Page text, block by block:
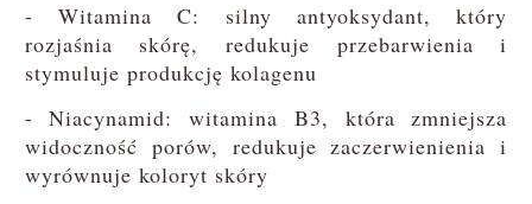
- Witamina C: silny antyoksydant, który
rozjaśnia skórę, redukuje przebarwienia i
stymuluje produkcję kolagenu
- Niacynamid: witamina B3, która zmniejsza
widoczność porów, redukuje zaczerwienienia i
wyrównuje koloryt skóry